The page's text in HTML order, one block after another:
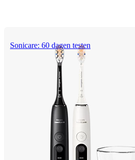
Sonicare: 60 dagen testen